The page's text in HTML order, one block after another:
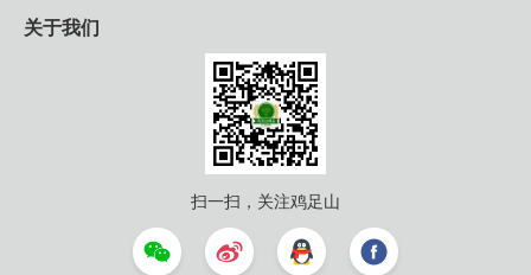
关于我们
扫一扫，关注鸡足山